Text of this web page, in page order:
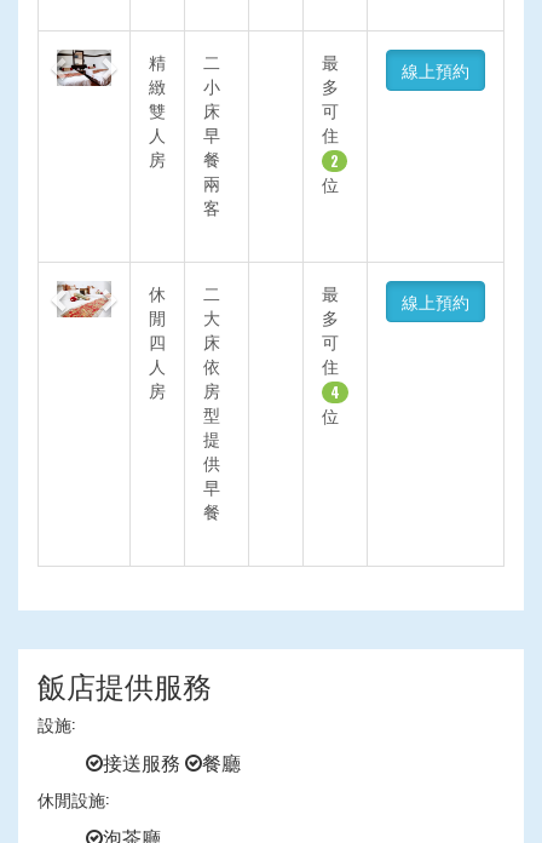
PreviousNext
精
緻
雙
人
房
二
小
床
早
餐
兩
客
最
多
可
住
2
位
線上預約
PreviousNext
休
閒
四
人
房
二
大
床
依
房
型
提
供
早
餐
最
多
可
住
4
位
線上預約
飯店提供服務
設施:
接送服務 餐廳
休閒設施:
泡茶廳